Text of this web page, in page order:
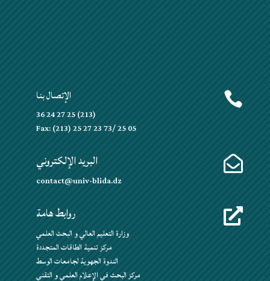
 الإتصال بنا
(213) 25 27 24 36
Fax: (213) 25 27 23 73/ 25 05
 البريد الإلكتروني
contact@univ-blida.dz
 روابط هامة
وزارة التعليم العالي و البحث العلمي
مركز تنمية الطاقات المتجددة
الندوة الجهوية لجامعات الوسط
مركز البحث في الإعلام العلمي و التقني